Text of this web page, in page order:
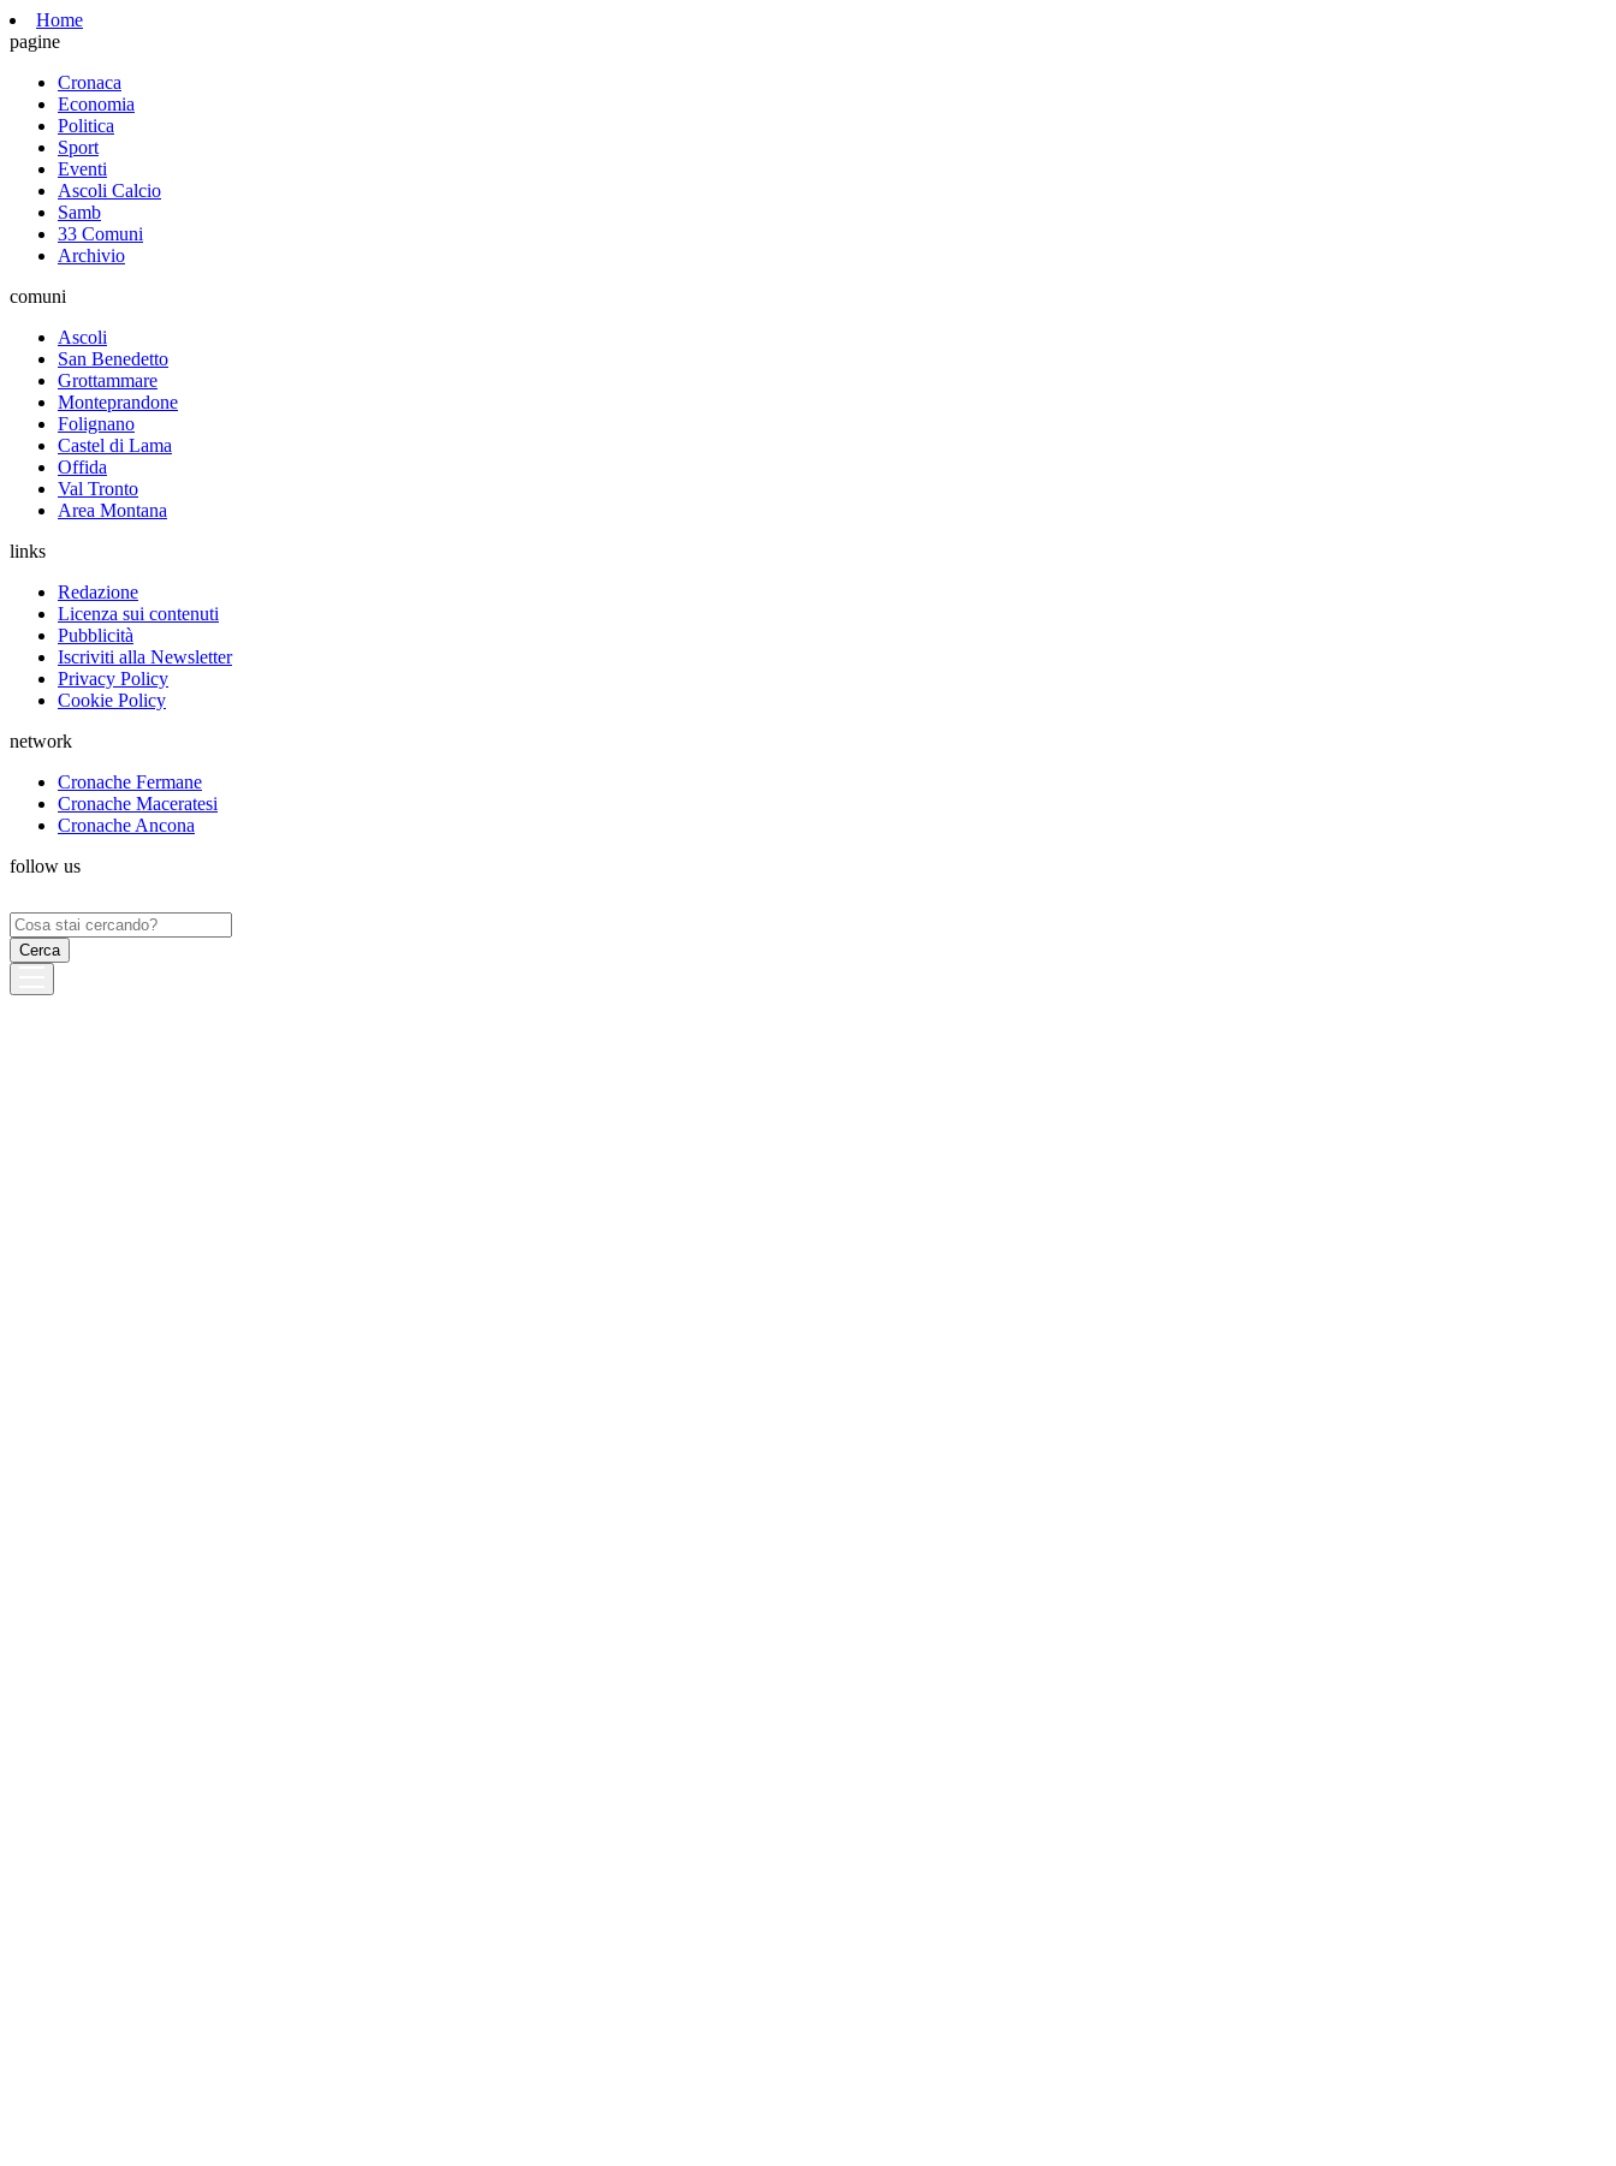
Home
pagine
Cronaca
Economia
Politica
Sport
Eventi
Ascoli Calcio
Samb
33 Comuni
Archivio
comuni
Ascoli
San Benedetto
Grottammare
Monteprandone
Folignano
Castel di Lama
Offida
Val Tronto
Area Montana
links
Redazione
Licenza sui contenuti
Pubblicità
Iscriviti alla Newsletter
Privacy Policy
Cookie Policy
network
Cronache Fermane
Cronache Maceratesi
Cronache Ancona
follow us
Ricerca
per: